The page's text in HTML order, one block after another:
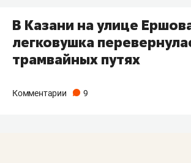
В Казани на улице
легковушка
трамвайных путях
Комментарии 9